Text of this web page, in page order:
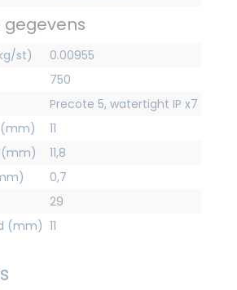
gegevens
st)
0.00955
750
Precote 5, watertight IP x7
11
(mm)
11,8
0,7
29
(mm) 11